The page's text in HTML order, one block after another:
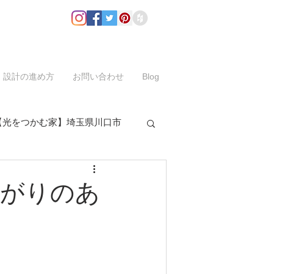
設計の進め方 お問い合わせ Blog
光をつかむ家】埼玉県川口市
りのあ